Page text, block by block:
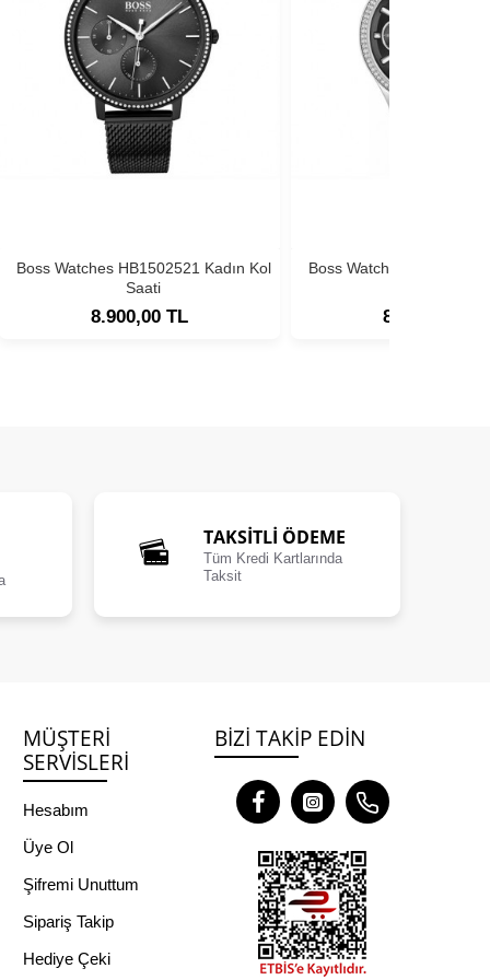
Boss Watches HB1502521 Kadın Kol
Saati
8.900,00 TL
Boss Watches
8.900,00 TL
TAKSİTLİ ÖDEME
Tüm Kredi Kartlarında
Taksit
MÜŞTERI
SERVISLERI
Hesabım
Üye Ol
Şifremi Unuttum
Sipariş Takip
Hediye Çeki
BIZI TAKIP EDIN